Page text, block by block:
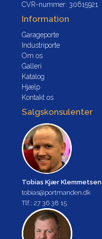
CVR-nummer: 30615921
Information
Garageporte
Industriporte
Om os
Galleri
Katalog
Hjælp
Kontakt os
Salgskonsulenter
Tobias Kjær Klemmetsen
tobias@portmanden.dk
Tlf.: 27 36 38 15